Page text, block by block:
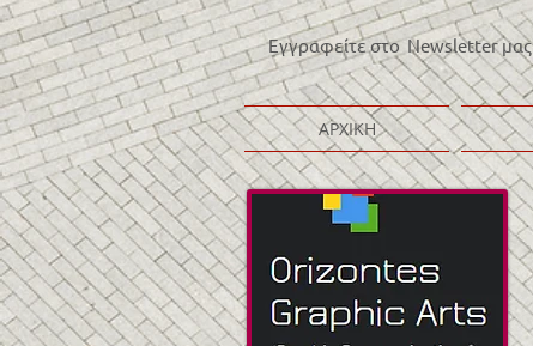
ΑΡΧΙΚΗ
Εγγραφείτε στο Newsletter μας